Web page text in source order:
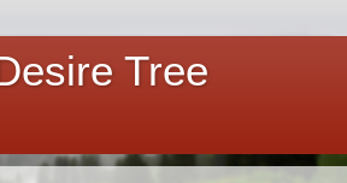
Tree